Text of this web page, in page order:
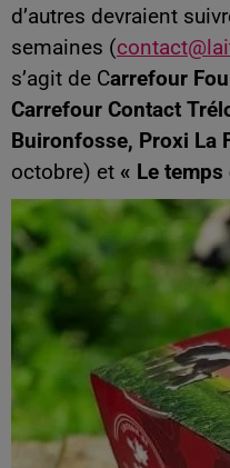
d’autres devraient
semaines (
s’agit de Carrefour
Carrefour Contact
Buironfosse, Proxi La
octobre) et « Le